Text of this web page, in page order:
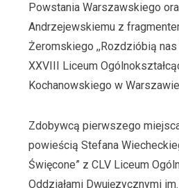
Powstania Warszawskiego
Andrzejewskiemu z
Żeromskiego ,,Rozdzióbią nas
XXVIII Liceum
Kochanowskiego w
Zdobywcą pierwszego
powieścią Stefana
Święcone” z CLV Liceum
Oddziałami Dwujęzycznymi im.